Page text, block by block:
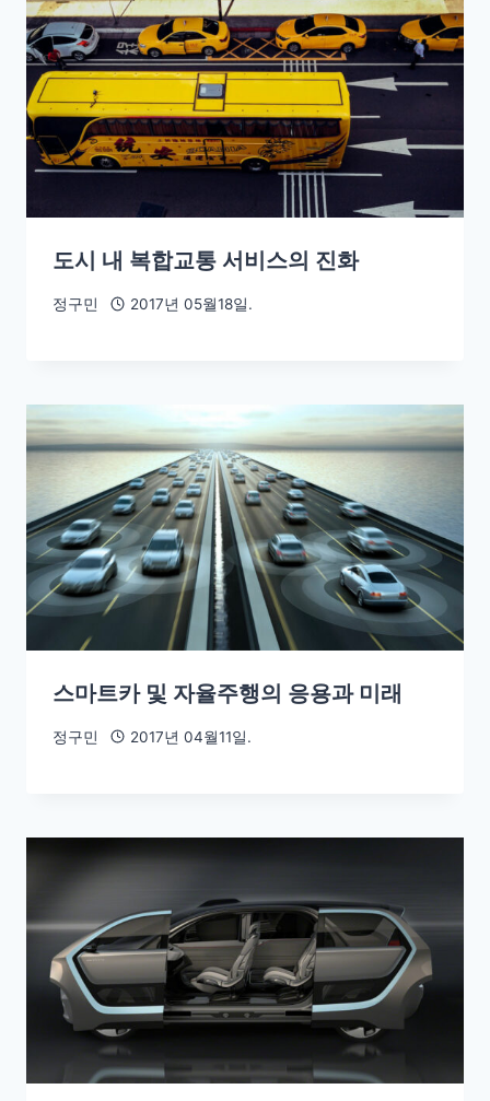
도시 내 복합교통 서비스의 진화
정구민 2017년 05월18일.
스마트카 및 자율주행의 응용과 미래
정구민 2017년 04월11일.